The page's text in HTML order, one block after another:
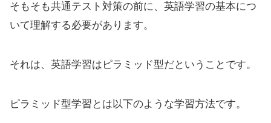
そもそも共通テスト対策の前に、英語学習の基本につ
いて理解する必要があります。
それは、英語学習はピラミッド型だということです。
ピラミッド型学習とは以下のような学習方法です。